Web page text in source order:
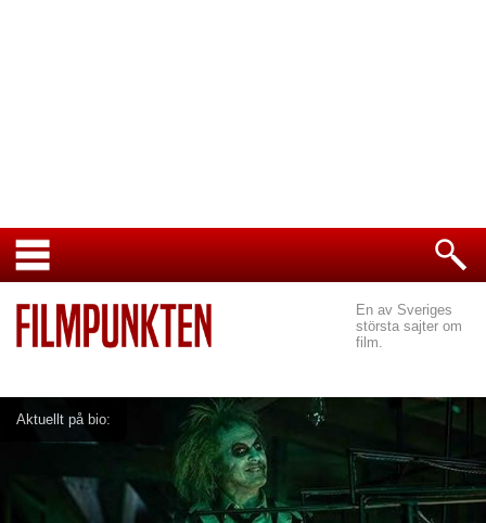
En av Sveriges
största sajter om
film.
Aktuellt på bio: